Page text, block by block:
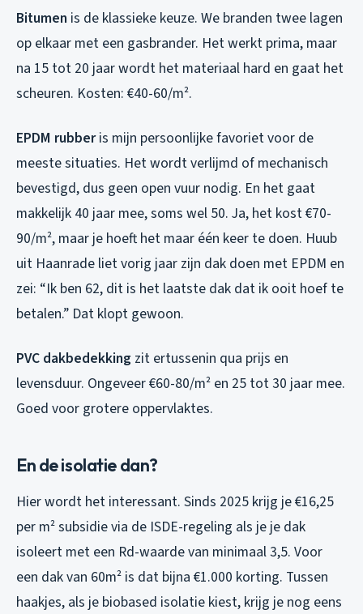
Bitumen is de klassieke keuze. We branden twee lagen
op elkaar met een gasbrander. Het werkt prima, maar
na 15 tot 20 jaar wordt het materiaal hard en gaat het
scheuren. Kosten: €40-60/m².
EPDM rubberis mijn persoonlijke favoriet voor de
meeste situaties. Het wordt verlijmd of mechanisch
bevestigd, dus geen open vuur nodig. En het gaat
makkelijk 40 jaar mee, soms wel 50. Ja, het kost €70-
90/m², maar je hoeft het maar één keer te doen. Huub
uit Haanrade liet vorig jaar zijn dak doen met EPDM en
zei: “Ik ben 62, dit is het laatste dak dat ik ooit hoef te
betalen.” Dat klopt gewoon.
PVC dakbedekking zit ertussenin qua prijs en
levensduur. Ongeveer €60-80/m² en 25 tot 30 jaar mee.
Goed voor grotere oppervlaktes.
En de isolatie dan?
Hier wordt het interessant. Sinds 2025 krijg je €16,25
per m² subsidie via de ISDE-regeling als je je dak
isoleert met een Rd-waarde van minimaal 3,5. Voor
een dak van 60m² is dat bijna €1.000 korting. Tussen
haakjes, als je biobased isolatie kiest, krijg je nog eens